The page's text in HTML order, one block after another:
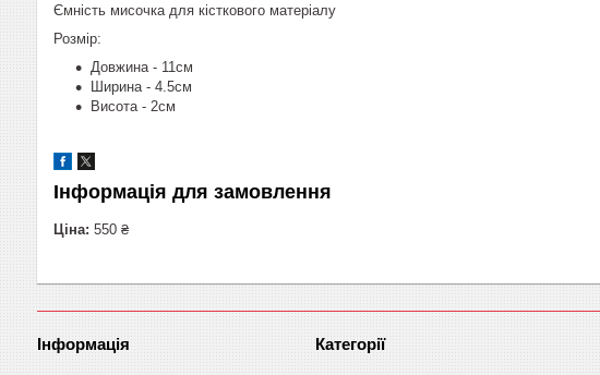
Ємність мисочка для кісткового матеріалу
Розмір:
Довжина - 11см
Ширина - 4.5см
Висота - 2см
Інформація для замовлення
Ціна: 550 ₴
Інформація Категорії